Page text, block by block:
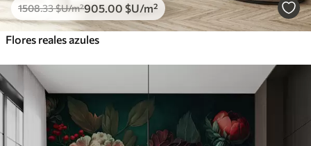
1508.33$U/m²905 .00 $U/m²
Flores reales azules